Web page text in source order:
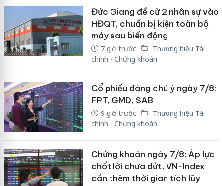
Đức Giang đề cử 2 nhân sự vào
HĐQT, chuẩn bị kiện toàn bộ
máy sau biến động
7 giờ trước
Thương hiệu Tài
chính - Chứng khoán
Cổ phiếu đáng chú ý ngày 7/8:
FPT, GMD, SAB
9 giờ trước
Thương hiệu Tài
chính - Chứng khoán
Chứng khoán ngày 7/8: Áp lực
chốt lời chưa dứt, VN-Index
cần thêm thời gian tích lũy